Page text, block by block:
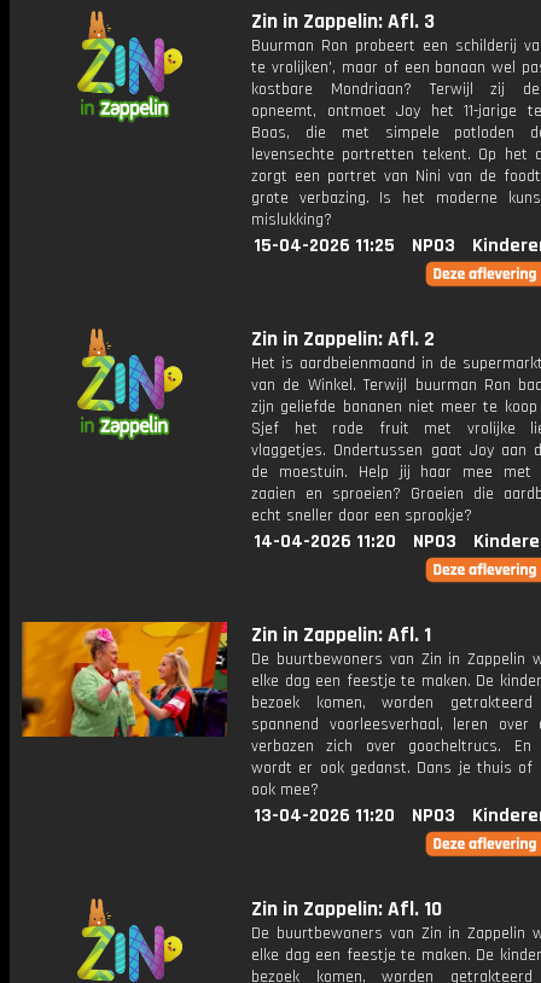
Zin in Zappelin: Afl. 3
Buurman Ron probeert een schilderij
te vrolijken', maar of een banaan wel
kostbare Mondriaan? Terwijl zij
opneemt, ontmoet Joy het 11-jarige
Boas, die met simpele potloden
levensechte portretten tekent. Op het
zorgt een portret van Nini van de
grote verbazing. Is het moderne
mislukking?
15-04-2026 11:25 NPO3
Zin in Zappelin: Afl. 2
Het is aardbeienmaand in de
van de Winkel. Terwijl buurman Ron
zijn geliefde bananen niet meer te
Sjef het rode fruit met vrolijke
vlaggetjes. Ondertussen gaat Joy aan
de moestuin. Help jij haar mee met
zaaien en sproeien? Groeien die
echt sneller door een sprookje?
14-04-2026 11:20 NPO3
Zin in Zappelin: Afl. 1
De buurtbewoners van Zin in Zappelin
elke dag een feestje te maken. De
bezoek komen, worden
spannend voorleesverhaal, leren
verbazen zich over goocheltrucs. En
wordt er ook gedanst. Dans je thuis of
ook mee?
13-04-2026 11:20 NPO3
Zin in Zappelin: Afl. 10
De buurtbewoners van Zin in Zappelin
elke dag een feestje te maken. De
bezoek komen, worden